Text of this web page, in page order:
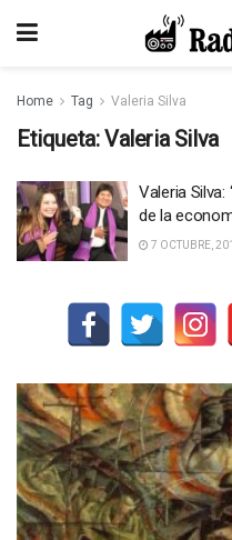
Home Tag Valeria Silva
Etiqueta:Valeria Silva
Valeria
de la
7 OCTUBRE,